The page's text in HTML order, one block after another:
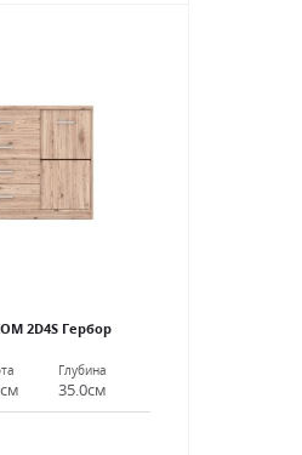
2D4S Гербор
Глубина
35.0см